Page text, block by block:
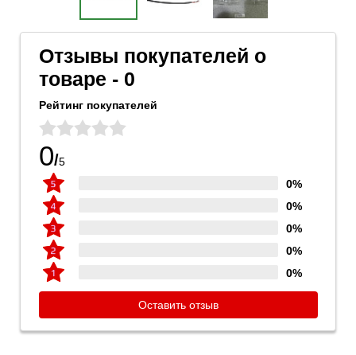
Отзывы покупателей о
товаре - 0
Рейтинг покупателей
0/5
0%
0%
0%
0%
0%
Оставить отзыв